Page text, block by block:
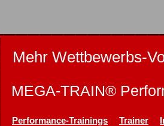
Mehr Wettbewerbs-
MEGA-TRAIN®
Performance-Trainings Trainer